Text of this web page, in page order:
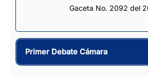
Gaceta No. 2092 del
Primer Debate Cámara